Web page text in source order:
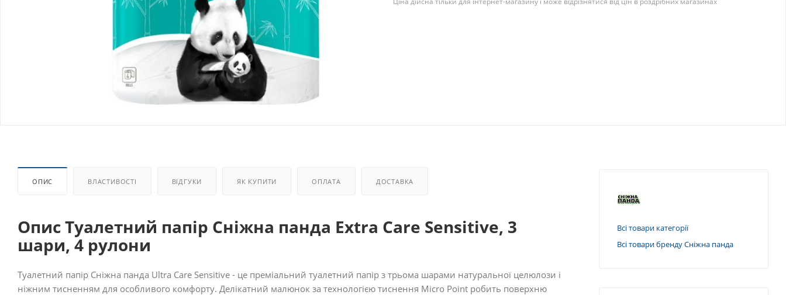
ОПИС ВЛАСТИВОСТІ ВІДГУКИ ЯК КУПИТИ ОПЛАТА ДОСТАВКА
Опис Туалетний папір Сніжна панда Extra Care Sensitive, 3
шари, 4 рулони
Туалетний папір Сніжна панда Ultra Care Sensitive - це преміальний туалетний папір з трьома шарами натуральної целюлози і
ніжним тисненням для особливого комфорту. Делікатний малюнок за технологією тиснення Micro Point робить поверхню
Всі товари категорії
Всі товари бренду Сніжна панда